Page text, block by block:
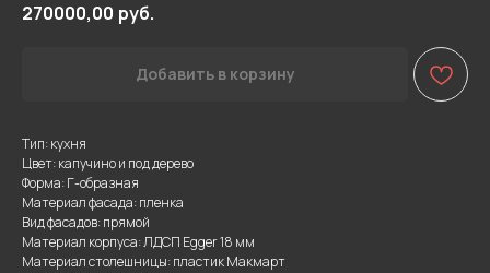
270000,00 руб.
Добавить в корзину
Тип: кухня
Цвет: капучино и под дерево
Форма: Г-образная
Материал фасада: пленка
Вид фасадов: прямой
Материал корпуса: ЛДСП Egger 18 мм
Материал столешницы: пластик Макмарт